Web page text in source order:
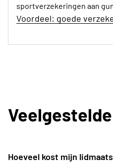
sportverzekeringen aan
Voordeel: goede
Hoeveel kost mijn